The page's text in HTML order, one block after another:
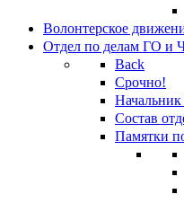
Волонтерское
Отдел по делам ГО и
Back
Срочно!
Состав
Памятки